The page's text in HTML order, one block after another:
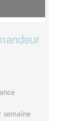
semaine